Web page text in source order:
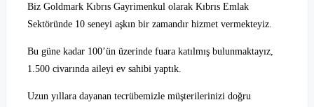
Biz Goldmark Kıbrıs Gayrimenkul olarak Kıbrıs Emlak
Sektöründe 10 seneyi aşkın bir zamandır hizmet vermekteyiz.
Bu güne kadar 100’ün üzerinde fuara katılmış bulunmaktayız,
1.500 civarında aileyi ev sahibi yaptık.
Uzun yıllara dayanan tecrübemizle müşterilerinizi doğru